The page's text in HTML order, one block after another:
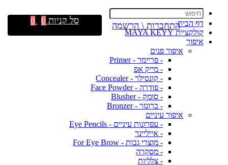
דף הבית
קולקציית MAYA KEYY
איפור
איפור פנים
- פריימר - Primer
- מייק אפ
- קונסילר - Concealer
- פודרה - Face Powder
- סומק - Blusher
- ברונזר - Bronzer
איפור עיניים
- עפרונות עיניים - Eye Pencils
- אייליינר
- מוצרי גבות - For Eye Brow
- מסקרה
- צלליות
התחברות \ הרשמה סל קניות 0
0